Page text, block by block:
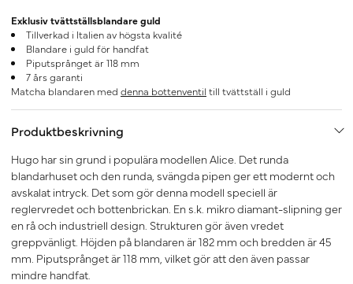
Exklusiv tvättställsblandare guld
Tillverkad i Italien av högsta kvalité
Blandare i guld för handfat
Piputsprånget är 118 mm
7 års garanti
Matcha blandaren med denna bottenventil till tvättställ i guld
Produktbeskrivning
Hugo har sin grund i populära modellen Alice. Det runda
blandarhuset och den runda, svängda pipen ger ett modernt och
avskalat intryck. Det som gör denna modell speciell är
reglervredet och bottenbrickan. En s.k. mikro diamant-slipning ger
en rå och industriell design. Strukturen gör även vredet
greppvänligt. Höjden på blandaren är 182 mm och bredden är 45
mm. Piputsprånget är 118 mm, vilket gör att den även passar
mindre handfat.